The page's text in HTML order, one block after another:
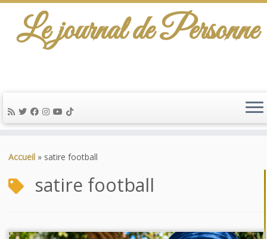
au
Le journal de Personne
Accueil » satire football
satire football